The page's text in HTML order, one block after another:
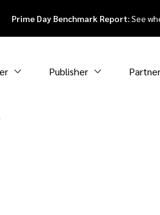
Prime Day Benchmark Report:See
Publisher